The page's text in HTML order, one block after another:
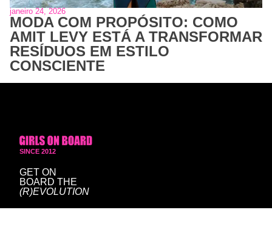
janeiro 24, 2026
MODA COM PROPÓSITO: COMO
AMIT LEVY ESTÁ A TRANSFORMAR
RESÍDUOS EM ESTILO
CONSCIENTE
SINCE 2012
GET ON
BOARD THE
(R)EVOLUTION